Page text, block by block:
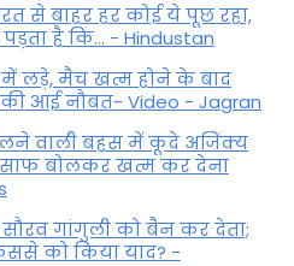
से बाहर हर कोई ये पूछ रहा,
है कि… - Hindustan
लड़े, मैच खत्म होने के बाद
आई नौबत- Video - Jagran
वाली बहस में कूदे अजिंक्य
बोलकर खत्म कर देना
गांगुली को बैन कर देता;
को किया याद? -